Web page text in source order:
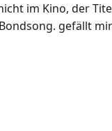
im Kino, der
gefällt